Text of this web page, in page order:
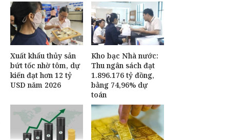
Xuất khẩu thủy sản
bứt tốc nhờ tôm, dự
kiến đạt hơn 12 tỷ
USD năm 2026
Kho bạc Nhà nước:
Thu ngân sách đạt
1.896.176 tỷ đồng,
bằng 74,96% dự
toán